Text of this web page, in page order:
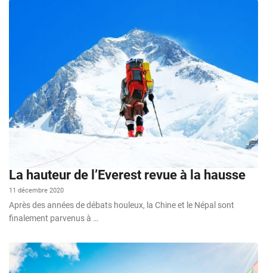
La hauteur de l’Everest revue à la hausse
11 décembre 2020
Après des années de débats houleux, la Chine et le Népal sont
finalement parvenus à …